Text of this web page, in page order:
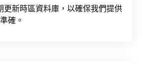
更新時區資料庫，以確保我們提供
確。